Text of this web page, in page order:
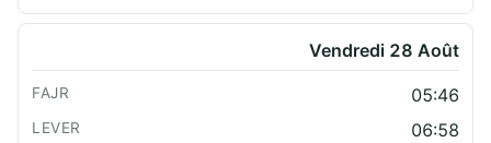
Vendredi 28 Août
05:46
06:58